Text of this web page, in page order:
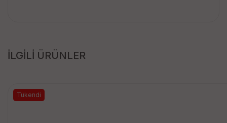
İLGİLİ ÜRÜNLER
Tükendi